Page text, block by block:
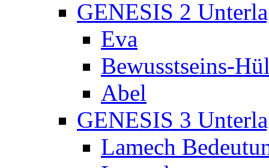
GENESIS 2
Eva
Bewusstseins-
Abel
GENESIS 3
Lamech